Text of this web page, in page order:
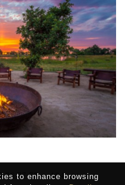
76 77 78...184|>>
to enhance browsing